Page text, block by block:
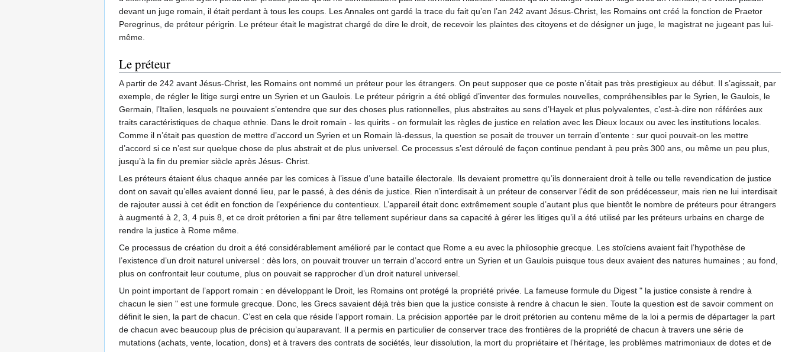
devant un juge romain, il était perdant à tous les coups. Les Annales ont gardé la trace du fait qu’en l’an 242 avant Jésus-Christ, les Romains ont créé la fonction de Praetor
Peregrinus, de préteur périgrin. Le préteur était le magistrat chargé de dire le droit, de recevoir les plaintes des citoyens et de désigner un juge, le magistrat ne jugeant pas lui-
même.
Le préteur
A partir de 242 avant Jésus-Christ, les Romains ont nommé un préteur pour les étrangers. On peut supposer que ce poste n’était pas très prestigieux au début. Il s’agissait, par
exemple, de régler le litige surgi entre un Syrien et un Gaulois. Le préteur périgrin a été obligé d’inventer des formules nouvelles, compréhensibles par le Syrien, le Gaulois, le
Germain, l’Italien, lesquels ne pouvaient s’entendre que sur des choses plus rationnelles, plus abstraites au sens d’Hayek et plus polyvalentes, c’est-à-dire non référées aux
traits caractéristiques de chaque ethnie. Dans le droit romain - les quirits - on formulait les règles de justice en relation avec les Dieux locaux ou avec les institutions locales.
Comme il n’était pas question de mettre d’accord un Syrien et un Romain là-dessus, la question se posait de trouver un terrain d’entente : sur quoi pouvait-on les mettre
d’accord si ce n’est sur quelque chose de plus abstrait et de plus universel. Ce processus s’est déroulé de façon continue pendant à peu près 300 ans, ou même un peu plus,
jusqu’à la fin du premier siècle après Jésus- Christ.
Les préteurs étaient élus chaque année par les comices à l’issue d’une bataille électorale. Ils devaient promettre qu’ils donneraient droit à telle ou telle revendication de justice
dont on savait qu’elles avaient donné lieu, par le passé, à des dénis de justice. Rien n’interdisait à un préteur de conserver l’édit de son prédécesseur, mais rien ne lui interdisait
de rajouter aussi à cet édit en fonction de l’expérience du contentieux. L’appareil était donc extrêmement souple d’autant plus que bientôt le nombre de préteurs pour étrangers
à augmenté à 2, 3, 4 puis 8, et ce droit prétorien a fini par être tellement supérieur dans sa capacité à gérer les litiges qu’il a été utilisé par les préteurs urbains en charge de
rendre la justice à Rome même.
Ce processus de création du droit a été considérablement amélioré par le contact que Rome a eu avec la philosophie grecque. Les stoïciens avaient fait l’hypothèse de
l’existence d’un droit naturel universel : dès lors, on pouvait trouver un terrain d’accord entre un Syrien et un Gaulois puisque tous deux avaient des natures humaines ; au fond,
plus on confrontait leur coutume, plus on pouvait se rapprocher d’un droit naturel universel.
Un point important de l’apport romain : en développant le Droit, les Romains ont protégé la propriété privée. La fameuse formule du Digest " la justice consiste à rendre à
chacun le sien " est une formule grecque. Donc, les Grecs savaient déjà très bien que la justice consiste à rendre à chacun le sien. Toute la question est de savoir comment on
définit le sien, la part de chacun. C’est en cela que réside l’apport romain. La précision apportée par le droit prétorien au contenu même de la loi a permis de départager la part
de chacun avec beaucoup plus de précision qu’auparavant. Il a permis en particulier de conserver trace des frontières de la propriété de chacun à travers une série de
mutations (achats, vente, location, dons) et à travers des contrats de sociétés, leur dissolution, la mort du propriétaire et l’héritage, les problèmes matrimoniaux de dotes et de